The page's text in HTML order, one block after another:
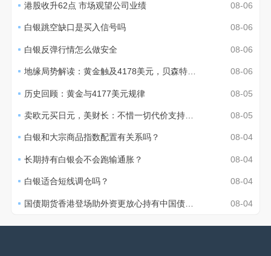
08-06
港股收升62点 市场观望公司业绩
08-06
白银跳空缺口是买入信号吗
08-06
白银反弹行情怎么做安全
08-06
地缘局势解读：黄金触及4178美元，贝森特称通胀温和
08-05
历史回顾：黄金与4177美元规律
08-05
卖欧元买日元，美财长：不惜一切代价支持日本稳定汇市
08-04
白银和大宗商品指数配置有关系吗？
08-04
长期持有白银会不会跑输通胀？
08-04
白银适合短线调仓吗？
08-04
国债期货香港登场助外资更放心持有中国债券资产